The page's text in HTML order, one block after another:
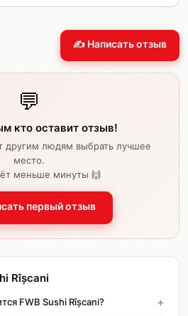
✍️ Написать отзыв
💬
кто оставит отзыв!
другим людям выбрать лучшее
место.
меньше минуты 🙌
первый отзыв
Rîșcani
FWB Sushi Rîșcani? +